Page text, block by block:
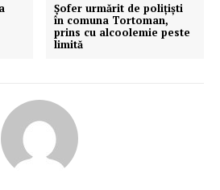
Șofer urmărit de polițiști
în comuna Tortoman,
prins cu alcoolemie peste
limită